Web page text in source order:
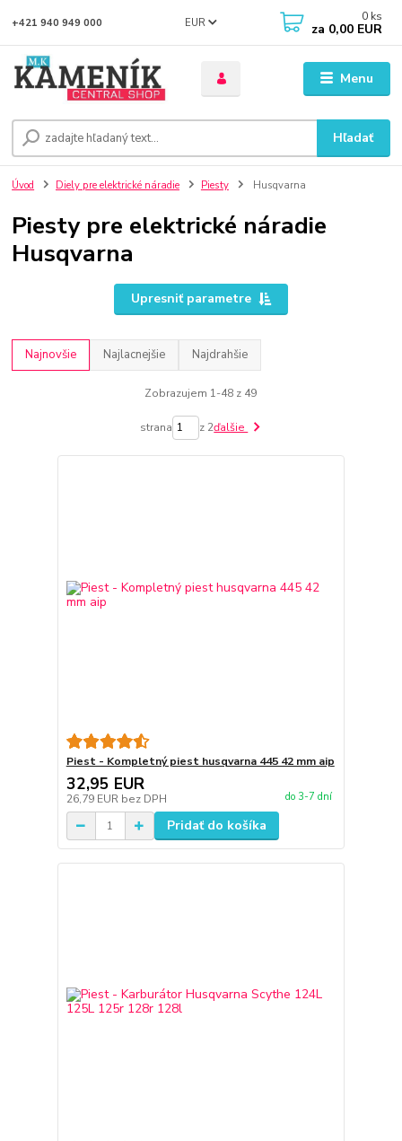
Menu
EUR
Hľadať
+421 940 949 000 0 ks
za 0,00 EUR
Úvod Diely pre elektrické náradie Piesty Husqvarna
Piesty pre elektrické náradie
Husqvarna
Upresniť parametre
Najnovšie Najlacnejšie Najdrahšie
Zobrazujem 1-48 z 49
strana z 2ďalšie
Piest - Kompletný piest husqvarna 445 42 mm aip
32,95 EUR
26,79 EUR bez DPH do 3-7 dní
Pridať do košíka